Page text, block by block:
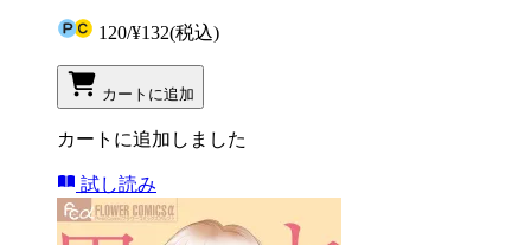
120/¥132(税込)
カートに追加
カートに追加しました
試し読み